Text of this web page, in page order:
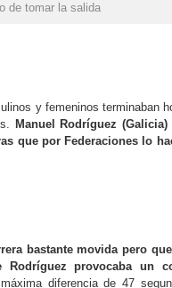
de tomar la salida
y femeninos terminaban
Manuel Rodríguez
que por Federaciones lo
bastante movida pero
Rodríguez provocaba un
diferencia de 47